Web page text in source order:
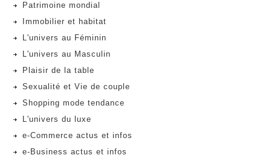
Patrimoine mondial
Immobilier et habitat
L'univers au Féminin
L'univers au Masculin
Plaisir de la table
Sexualité et Vie de couple
Shopping mode tendance
L'univers du luxe
e-Commerce actus et infos
e-Business actus et infos